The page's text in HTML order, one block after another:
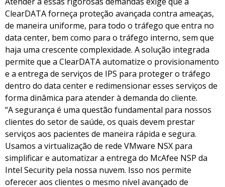
ClearDATA forneça proteção avançada contra ameaças,
de maneira uniforme, para todo o tráfego que entra no
data center, bem como para o tráfego interno, sem que
haja uma crescente complexidade. A solução integrada
permite que a ClearDATA automatize o provisionamento
e a entrega de serviços de IPS para proteger o tráfego
dentro do data center e redimensionar esses serviços de
forma dinâmica para atender à demanda do cliente.
“A segurança é uma questão fundamental para nossos
clientes do setor de saúde, os quais devem prestar
serviços aos pacientes de maneira rápida e segura.
Usamos a virtualização de rede VMware NSX para
simplificar e automatizar a entrega do McAfee NSP da
Intel Security pela nossa nuvem. Isso nos permite
oferecer aos clientes o mesmo nível avançado de